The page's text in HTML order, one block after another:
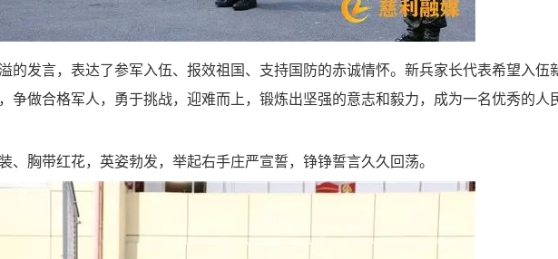
发言，表达了参军入伍、报效祖国、支持国防的赤诚情怀。新兵家长代表希望入伍
争做合格军人，勇于挑战，迎难而上，锻炼出坚强的意志和毅力，成为一名优秀的人
胸带红花，英姿勃发，举起右手庄严宣誓，铮铮誓言久久回荡。